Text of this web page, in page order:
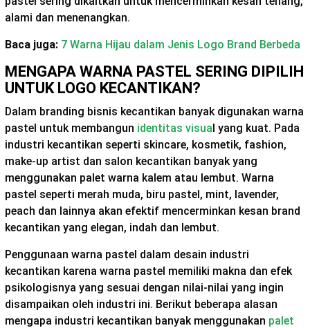
alami dan menenangkan.
Baca juga: 7 Warna Hijau dalam Jenis Logo Brand Berbeda
MENGAPA WARNA PASTEL SERING DIPILIH
UNTUK LOGO KECANTIKAN?
Dalam branding bisnis kecantikan banyak digunakan warna
pastel untuk membangun identitas visual yang kuat. Pada
industri kecantikan seperti skincare, kosmetik, fashion,
make-up artist dan salon kecantikan banyak yang
menggunakan palet warna kalem atau lembut. Warna
pastel seperti merah muda, biru pastel, mint, lavender,
peach dan lainnya akan efektif mencerminkan kesan brand
kecantikan yang elegan, indah dan lembut.
Penggunaan warna pastel dalam desain industri
kecantikan karena warna pastel memiliki makna dan efek
psikologisnya yang sesuai dengan nilai-nilai yang ingin
disampaikan oleh industri ini. Berikut beberapa alasan
mengapa industri kecantikan banyak menggunakan palet